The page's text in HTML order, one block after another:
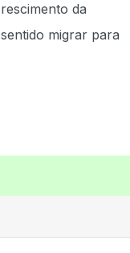
da
migrar para